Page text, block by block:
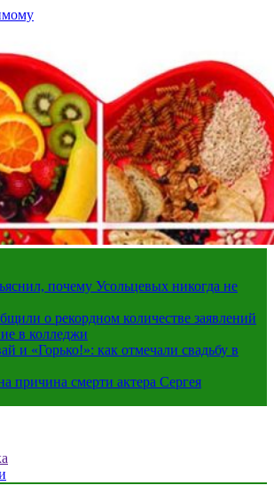
почему Усольцевых никогда не
о рекордном количестве заявлений
в колледжи
и «Горько!»: как отмечали свадьбу в
причина смерти актера Сергея